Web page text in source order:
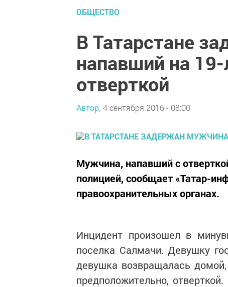
ОБЩЕСТВО
В Татарстане
напавший на
отверткой
Автор, 4 сентября 2016 - 08:00
Мужчина, напавший с
полицией, сообщает «Татар-
правоохранительных органах.
Инцидент произошел в
поселка Салмачи. Девушку
девушка возвращалась
предположительно,